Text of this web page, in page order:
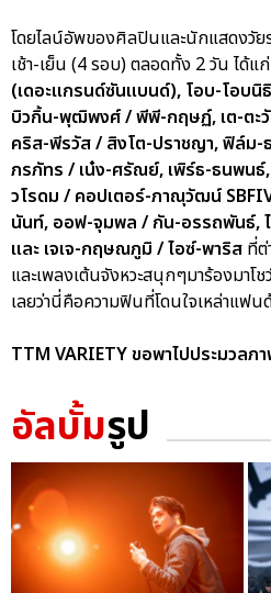
โดยไลน์อัพของศิลปินและนักแสดงวั
เช้า-เย็น (4 รอบ) ตลอดทั้ง 2 วัน ได้แก่
(เดอะแกรนด์ซันแบนด์), โอบ-โอบ
บิวกิ้น-พุฒิพงศ์ / พีพี-กฤษฏ์, เต-ตะ
คริส-พีรวัส / สิงโต-ปราชญา, ฟิล์ม
ภรภัทร / เน๋ง-ศรัณย์, เพิร์ธ-ธนพน
วโรดม / คอปเตอร์-ภาณุวัฒน์
นันท์, ออฟ-จุมพล / กัน-อรรถพันธ์,
และ เจเจ-กฤษณภูมิ / ไอซ์-พาริส ที่
และเพลงเต้นจังหวะสนุกๆมาร้องมา
เลยว่านี่คือความฟินที่โดนใจเหล่าแฟ
TTM VARIETY ขอพาไปประมวลภ
อัลบั้มรูป